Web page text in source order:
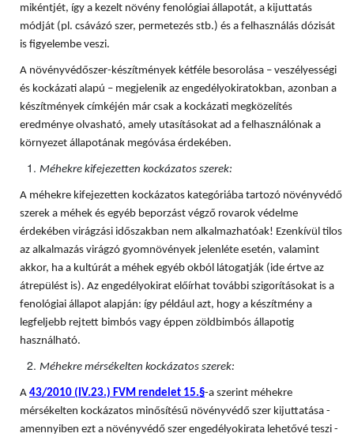
mikéntjét, így a kezelt növény fenológiai állapotát, a kijuttatás
módját (pl. csávázó szer, permetezés stb.) és a felhasználás dózisát
is figyelembe veszi.
A növényvédőszer-készítmények kétféle besorolása – veszélyességi
és kockázati alapú – megjelenik az engedélyokiratokban, azonban a
készítmények címkéjén már csak a kockázati megközelítés
eredménye olvasható, amely utasításokat ad a felhasználónak a
környezet állapotának megóvása érdekében.
Méhekre kifejezetten kockázatos szerek:
A méhekre kifejezetten kockázatos kategóriába tartozó növényvédő
szerek a méhek és egyéb beporzást végző rovarok védelme
érdekében virágzási időszakban nem alkalmazhatóak! Ezenkívül tilos
az alkalmazás virágzó gyomnövények jelenléte esetén, valamint
akkor, ha a kultúrát a méhek egyéb okból látogatják (ide értve az
átrepülést is). Az engedélyokirat előírhat további szigorításokat is a
fenológiai állapot alapján: így például azt, hogy a készítmény a
legfeljebb rejtett bimbós vagy éppen zöldbimbós állapotig
használható.
Méhekre mérsékelten kockázatos szerek:
A 43/2010 (IV.23.) FVM rendelet 15.§-a szerint méhekre
mérsékelten kockázatos minősítésű növényvédő szer kijuttatása -
amennyiben ezt a növényvédő szer engedélyokirata lehetővé teszi -